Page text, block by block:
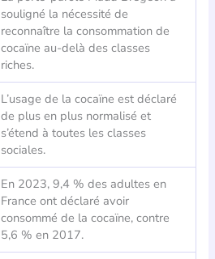
souligné la nécessité de
reconnaître la consommation de
cocaïne au-delà des classes
riches.
L’usage de la cocaïne est déclaré
de plus en plus normalisé et
s’étend à toutes les classes
sociales.
En 2023, 9,4 % des adultes en
France ont déclaré avoir
consommé de la cocaïne, contre
5,6 % en 2017.